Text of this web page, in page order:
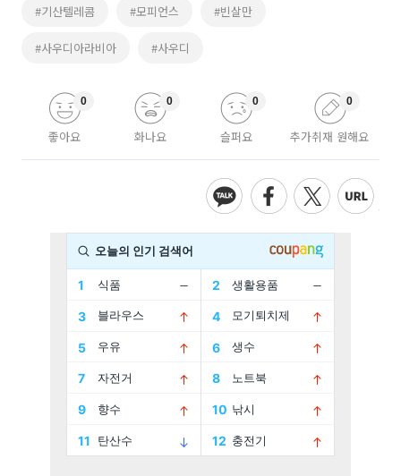
#기산텔레콤 #모피언스 #빈살만
#사우디아라비아 #사우디
좋아요
0
화나요
0
슬퍼요
0
추가취재 원해요
0